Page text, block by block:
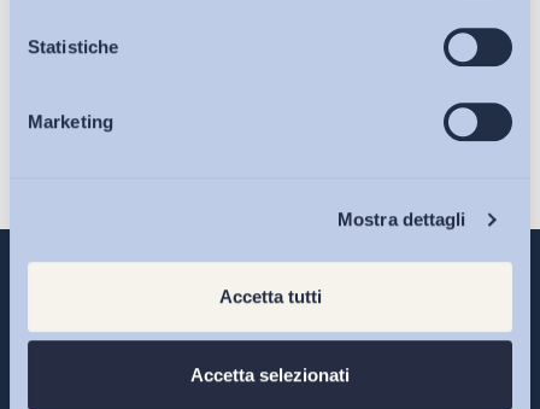
Statistiche
Marketing
Mostra dettagli
Accetta tutti
Accetta selezionati
Osservatori
Eventi